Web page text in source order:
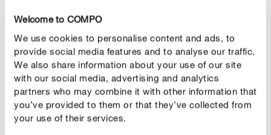
Welcome to COMPO
We use cookies to personalise content and ads, to
provide social media features and to analyse our traffic.
We also share information about your use of our site
with our social media, advertising and analytics
partners who may combine it with other information that
you’ve provided to them or that they’ve collected from
your use of their services.
UTILISATION
DÉTAILS TECHNIQUES
DES QUESTIONS ? DEMANDEZ-NOUS !